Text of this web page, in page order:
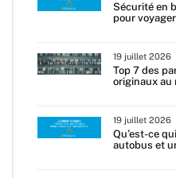
Sécurité en
pour
19 juillet 2026
Top 7 des
originaux au
19 juillet 2026
Qu’est-ce
autobus et